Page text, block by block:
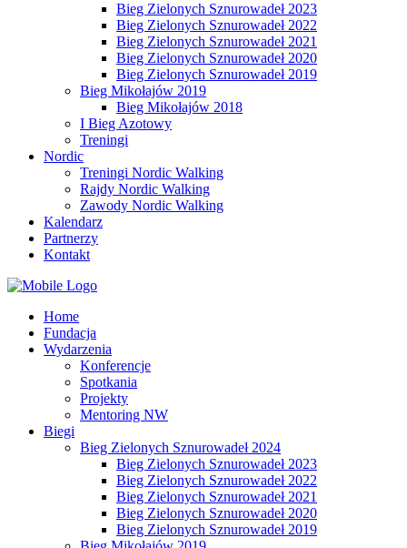
Bieg Zielonych Sznurowadeł 2023
Bieg Zielonych Sznurowadeł 2022
Bieg Zielonych Sznurowadeł 2021
Bieg Zielonych Sznurowadeł 2020
Bieg Zielonych Sznurowadeł 2019
Bieg Mikołajów 2019
Bieg Mikołajów 2018
I Bieg Azotowy
Treningi
Nordic
Treningi Nordic Walking
Rajdy Nordic Walking
Zawody Nordic Walking
Kalendarz
Partnerzy
Kontakt
Home
Fundacja
Wydarzenia
Konferencje
Spotkania
Projekty
Mentoring NW
Biegi
Bieg Zielonych Sznurowadeł 2024
Bieg Zielonych Sznurowadeł 2023
Bieg Zielonych Sznurowadeł 2022
Bieg Zielonych Sznurowadeł 2021
Bieg Zielonych Sznurowadeł 2020
Bieg Zielonych Sznurowadeł 2019